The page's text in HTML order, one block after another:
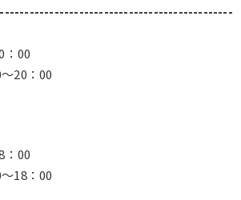
：00
20：00
：00
18：00